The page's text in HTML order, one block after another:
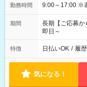
勤務時間
期間
長期【ご応募か
即日～
特徴 日払いOK / 履
気になる！